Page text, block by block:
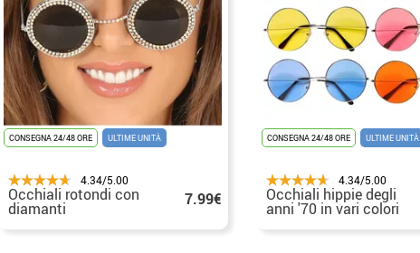
CONSEGNA 24/48 ORE ULTIME UNITÀ
4.34/5.00
Occhiali rotondi con
diamanti 7.99€
CONSEGNA 24/48 ORE ULTIME UNITÀ
4.34/5.00
Occhiali hippie degli
anni '70 in vari colori